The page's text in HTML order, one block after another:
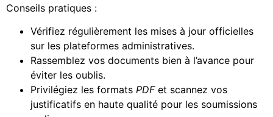
Conseils pratiques :
Vérifiez régulièrement les mises à jour officielles
sur les plateformes administratives.
Rassemblez vos documents bien à l’avance pour
éviter les oublis.
Privilégiez les formats PDFet scannez vos
justificatifs en haute qualité pour les soumissions